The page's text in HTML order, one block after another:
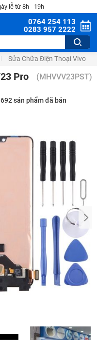
lễ từ 8h - 19h
0764 254 113
0283 957 2222
Sửa Chữa Điện Thoại Vivo
Pro (MHVVV23PST)
692sản phẩm đã bán